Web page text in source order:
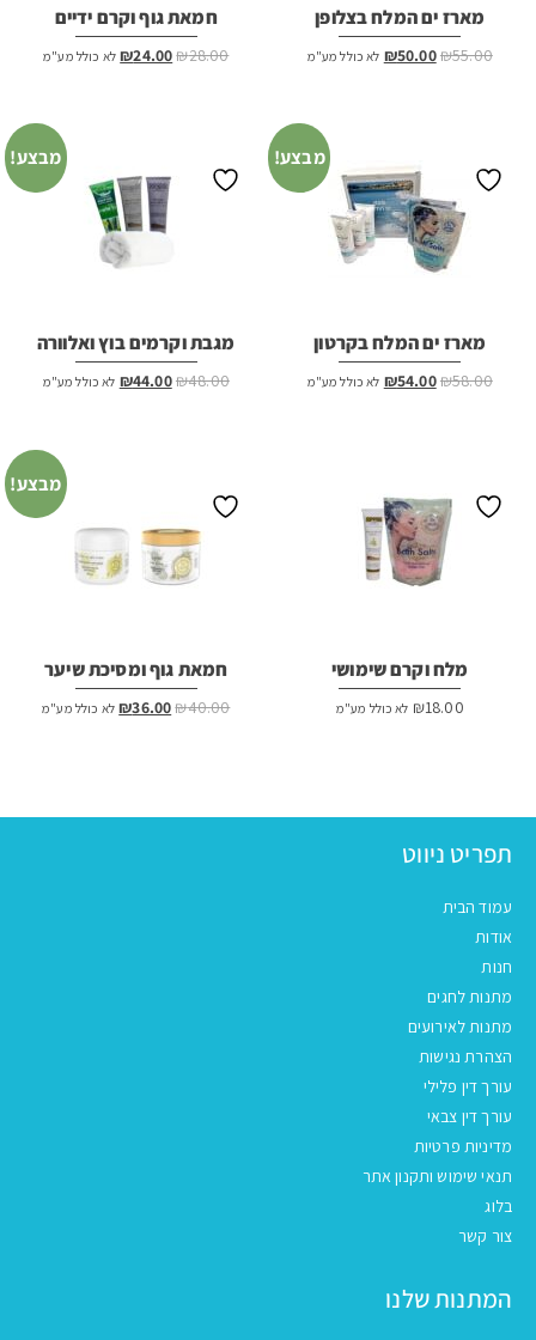
מארז ים המלח בצלופן
₪55.00
המחיר₪50.00 המחיר
לא כולל מע"מ
חמאת גוף וקרם ידיים
₪28.00
המחיר₪24.00 המחיר
לא כולל מע"מ
מבצע!
מארז ים המלח בקרטון
₪58.00
המחיר₪54.00 המחיר
לא כולל מע"מ
מבצע!
מגבת וקרמים בוץ ואלוורה
₪48.00
המחיר₪44.00 המחיר
לא כולל מע"מ
מלח וקרם שימושי
₪18.00 לא כולל מע"מ
מבצע!
חמאת גוף ומסיכת שיער
₪40.00
המחיר₪36.00 המחיר
לא כולל מע"מ
תפריט ניווט
עמוד הבית
אודות
חנות
מתנות לחגים
מתנות לאירועים
הצהרת נגישות
עורך דין פלילי
עורך דין צבאי
מדיניות פרטיות
תנאי שימוש ותקנון אתר
בלוג
צור קשר
המתנות שלנו